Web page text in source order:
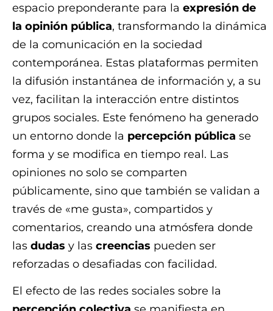
espacio preponderante para la expresión de
la opinión pública, transformando la dinámica
de la comunicación en la sociedad
contemporánea. Estas plataformas permiten
la difusión instantánea de información y, a su
vez, facilitan la interacción entre distintos
grupos sociales. Este fenómeno ha generado
un entorno donde la percepción pública se
forma y se modifica en tiempo real. Las
opiniones no solo se comparten
públicamente, sino que también se validan a
través de «me gusta», compartidos y
comentarios, creando una atmósfera donde
las dudas y las creencias pueden ser
reforzadas o desafiadas con facilidad.
El efecto de las redes sociales sobre la